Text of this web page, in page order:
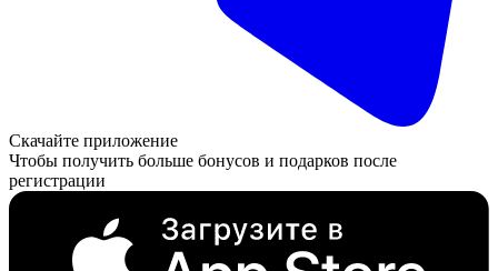
Скачайте приложение
Чтобы получить больше бонусов и подарков после
регистрации